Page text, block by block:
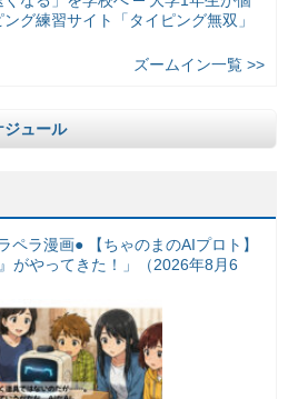
グ練習サイト「タイピング無双」
ズームイン一覧 >>
ジュール
ペラ漫画● 【ちゃのまのAIプロト】
がやってきた！」（2026年8月6